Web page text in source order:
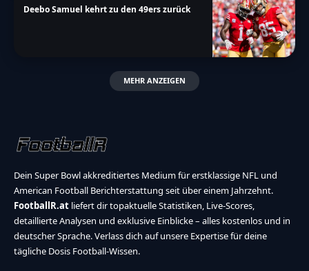
Deebo Samuel kehrt zu den 49ers zurück
MEHR ANZEIGEN
Dein Super Bowl akkreditiertes Medium für erstklassige NFL und
American Football Berichterstattung seit über einem Jahrzehnt.
FootballR.at liefert dir topaktuelle Statistiken, Live-Scores,
detaillierte Analysen und exklusive Einblicke – alles kostenlos und in
deutscher Sprache. Verlass dich auf unsere Expertise für deine
tägliche Dosis Football-Wissen.